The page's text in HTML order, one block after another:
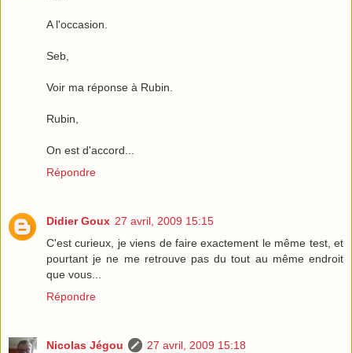
A l'occasion.
Seb,
Voir ma réponse à Rubin.
Rubin,
On est d'accord...
Répondre
Didier Goux 27 avril, 2009 15:15
C'est curieux, je viens de faire exactement le même test, et
pourtant je ne me retrouve pas du tout au même endroit
que vous...
Répondre
Nicolas Jégou
27 avril, 2009 15:18